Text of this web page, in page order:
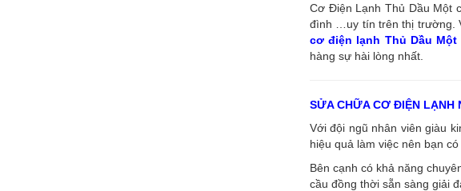
Cơ Điện Lạnh Thủ Dầu Một
đình …uy tín trên thị trường.
cơ điện lạnh Thủ Dầu Một
hàng sự hài lòng nhất.
SỬA CHỮA CƠ ĐIỆN LẠNH
Với đội ngũ nhân viên giàu
hiệu quả làm việc nên bạn
Bên cạnh có khả năng
cầu đồng thời sẵn sàng giải